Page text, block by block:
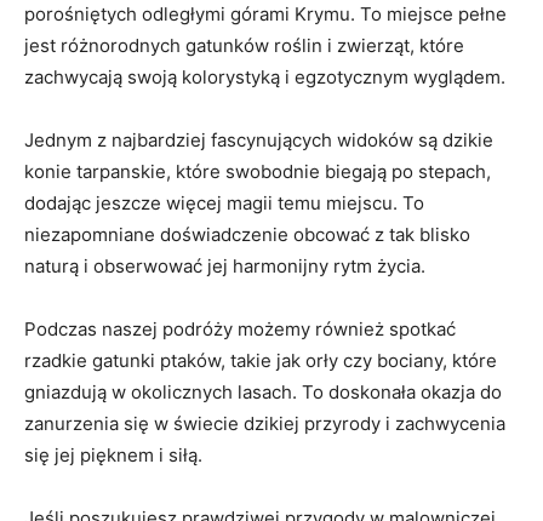
porośniętych odległymi górami Krymu. To miejsce pełne
jest różnorodnych gatunków roślin i zwierząt, które
zachwycają swoją kolorystyką i egzotycznym wyglądem.
Jednym z najbardziej fascynujących widoków są dzikie
konie tarpanskie, które swobodnie biegają po stepach,
dodając jeszcze więcej magii temu miejscu. To
niezapomniane doświadczenie obcować z tak blisko
naturą i obserwować jej harmonijny rytm życia.
Podczas naszej podróży możemy również spotkać
rzadkie gatunki ptaków, takie jak orły czy bociany, które
gniazdują w okolicznych lasach. To doskonała okazja do
zanurzenia się w świecie dzikiej przyrody i zachwycenia
się jej pięknem i siłą.